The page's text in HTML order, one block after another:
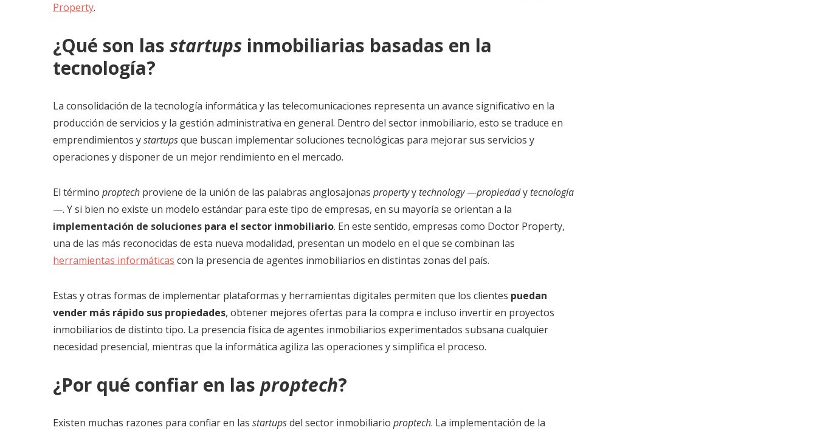
Property.
¿Qué son las startups inmobiliarias basadas en la
tecnología?
La consolidación de la tecnología informática y las telecomunicaciones representa un avance significativo en la
producción de servicios y la gestión administrativa en general. Dentro del sector inmobiliario, esto se traduce en
emprendimientos ystartupsque buscan implementar soluciones tecnológicas para mejorar sus servicios y
operaciones y disponer de un mejor rendimiento en el mercado.
El término proptech proviene de la unión de las palabras anglosajonas propertyy technology—propiedady tecnología
—. Y si bien no existe un modelo estándar para este tipo de empresas, en su mayoría se orientan a la
implementación de soluciones para el sector inmobiliario. En este sentido, empresas como Doctor Property,
una de las más reconocidas de esta nueva modalidad, presentan un modelo en el que se combinan las
herramientas informáticas con la presencia de agentes inmobiliarios en distintas zonas del país.
Estas y otras formas de implementar plataformas y herramientas digitales permiten que los clientes puedan
vender más rápido sus propiedades, obtener mejores ofertas para la compra e incluso invertir en proyectos
inmobiliarios de distinto tipo. La presencia física de agentes inmobiliarios experimentados subsana cualquier
necesidad presencial, mientras que la informática agiliza las operaciones y simplifica el proceso.
¿Por qué confiar en las proptech?
Existen muchas razones para confiar en las startupsdel sector inmobiliario proptech. La implementación de la